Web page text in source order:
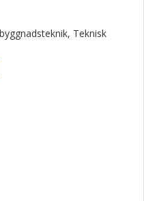
Teknisk